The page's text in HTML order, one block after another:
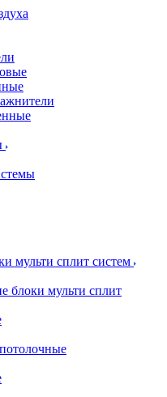
мульти сплит систем
блоки мульти сплит